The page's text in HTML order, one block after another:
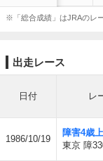
※「総合成績」はJRAのレ
出走レース
日付 レ
1986/10/19
障害4歳上
東京 障